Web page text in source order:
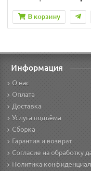
В корзину
Информация
О нас
Оплата
Доставка
Услуга подъёма
Сборка
Гарантия и возврат
Согласие на обработку
Политика